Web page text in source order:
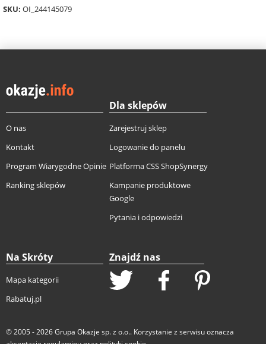
SKU: OI_244145079
O nas
Kontakt
Program Wiarygodne Opinie
Ranking sklepów
Dla sklepów
Zarejestruj sklep
Logowanie do panelu
Platforma CSS ShopSynergy
Kampanie produktowe
Google
Pytania i odpowiedzi
Na Skróty
Mapa kategorii
Rabatuj.pl
Znajdź nas
© 2005 - 2026Grupa Okazje sp. z o.o.. Korzystanie z serwisu oznacza